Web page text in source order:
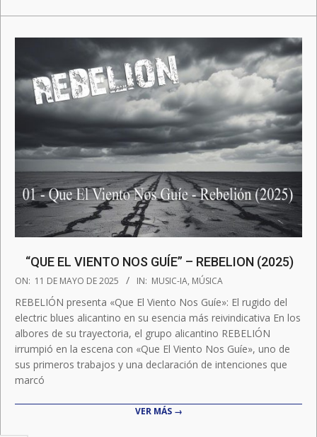
“QUE EL VIENTO NOS GUÍE” – REBELION (2025)
2025-
11
ON: 11 DE MAYO DE 2025 IN: MUSIC-IA, MÚSICA
REBELIÓN presenta «Que El Viento Nos Guíe»: El rugido del
electric blues alicantino en su esencia más reivindicativa En los
albores de su trayectoria, el grupo alicantino REBELIÓN
irrumpió en la escena con «Que El Viento Nos Guíe», uno de
sus primeros trabajos y una declaración de intenciones que
marcó
VER MÁS →